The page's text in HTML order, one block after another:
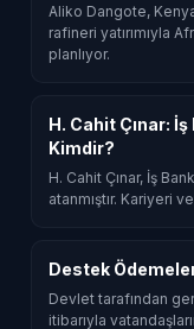
Aliko Dangote,
rafineri yatırımıyla
planlıyor.
H. Cahit Çınar:
Kimdir?
H. Cahit Çınar, İş
atanmıştır. Kariyeri
Destek
Devlet tarafından
itibarıyla